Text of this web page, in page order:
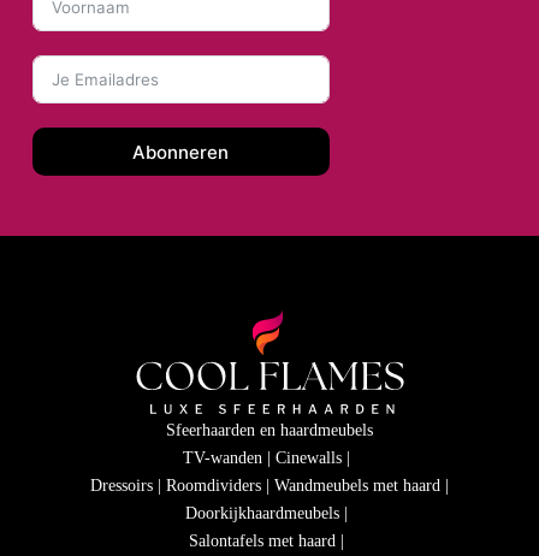
Abonneren
Sfeerhaarden en haardmeubels
TV-wanden | Cinewalls |
Dressoirs | Roomdividers | Wandmeubels met haard |
Doorkijkhaardmeubels |
Salontafels met haard |